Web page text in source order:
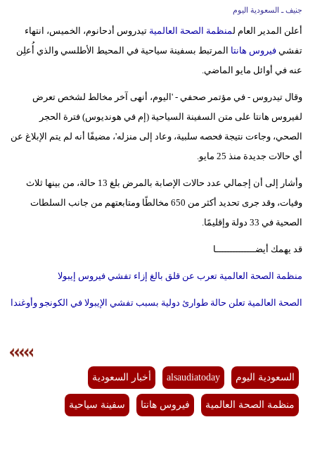
علوم
وتكنولوجيا
مدوَّنات
أبراج
فيديو
سيارات
جنيف ـ السعودية اليوم
أعلن المدير العام لمنظمة الصحة العالميةتيدروس أدحانوم، الخميس، انتهاء
تفشي فيروس هانتا المرتبط بسفينة سياحية في المحيط الأطلسي والذي أُعلِن
عنه في أوائل مايو الماضي.
وقال تيدروس - في مؤتمر صحفي - 'اليوم، أنهى آخر مخالط لشخص تعرض
لفيروس هانتا على متن السفينة السياحية (إم في هونديوس) فترة الحجر
الصحي، وجاءت نتيجة فحصه سلبية، وعاد إلى منزله'، مضيفًا أنه لم يتم الإبلاغ عن
أي حالات جديدة منذ 25 مايو.
وأشار إلى أن إجمالي عدد حالات الإصابة بالمرض بلغ 13 حالة، من بينها ثلاث
وفيات، وقد جرى تحديد أكثر من 650 مخالطًا ومتابعتهم من جانب السلطات
الصحية في 33 دولة وإقليمًا.
قد يهمك أيضــــــــــــــا
منظمة الصحة العالمية تعرب عن قلق بالغ إزاء تفشي فيروس إيبولا
الصحة العالمية تعلن حالة طوارئ دولية بسبب تفشي الإيبولا في الكونجو وأوغندا
السعودية اليوم alsaudiatoday أخبار السعودية
منظمة الصحة العالمية فيروس هانتا سفينة سياحية